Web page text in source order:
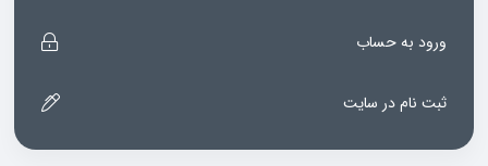
ورود به حساب
ثبت نام در سایت